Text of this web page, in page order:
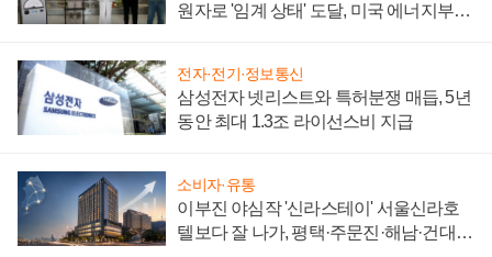
원자로 '임계 상태' 도달, 미국 에너지부
전자·전기·정보통신
삼성전자 넷리스트와 특허분쟁 매듭, 5년
동안 최대 1.3조 라이선스비 지급
소비자·유통
이부진 야심작 '신라스테이' 서울신라호
텔보다 잘 나가, 평택·주문진·해남·건대로